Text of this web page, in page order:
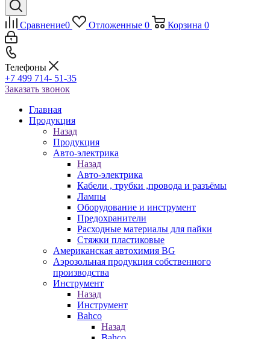
Сравнение0 Отложенные 0 Корзина 0
Телефоны
+7 499 714- 51-35
Заказать звонок
Главная
Продукция
Назад
Продукция
Авто-электрика
Назад
Авто-электрика
Кабели , трубки ,провода и разъёмы
Лампы
Оборудование и инструмент
Предохранители
Расходные материалы для пайки
Стяжки пластиковые
Американская автохимия BG
Аэрозольная продукция собственного
производства
Инструмент
Назад
Инструмент
Bahco
Назад